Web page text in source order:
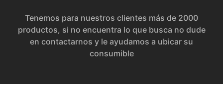
Tenemos para nuestros clientes más de 2000
productos, si no encuentra lo que busca no dude
en contactarnos y le ayudamos a ubicar su
consumible